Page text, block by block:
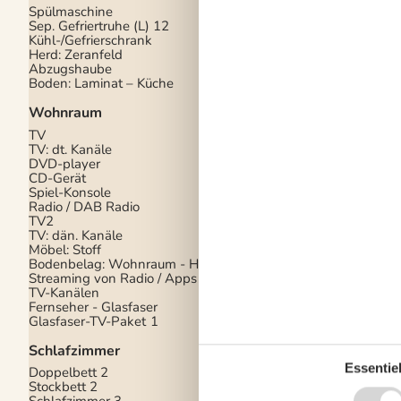
Spülmaschine
Sep. Gefriertruhe (L) 12
Kühl-/Gefrierschrank
Herd: Zeranfeld
Abzugshaube
Boden: Laminat – Küche
Wohnraum
TV
TV: dt. Kanäle
DVD-player
CD-Gerät
Spiel-Konsole
Radio / DAB Radio
TV2
TV: dän. Kanäle
Möbel: Stoff
Bodenbelag: Wohnraum - Holz
Streaming von Radio / Apps /
TV-Kanälen
Fernseher - Glasfaser
Glasfaser-TV-Paket 1
Schlafzimmer
Doppelbett 2
Stockbett 2
Wasserkocher
Ausblick: zu den
Blick auf den Ferring